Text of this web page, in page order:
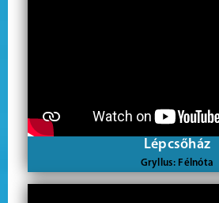
Lépcsőház
Gryllus: Félnóta